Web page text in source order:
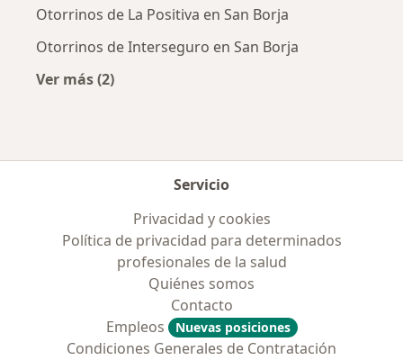
Otorrinos de La Positiva en San Borja
Otorrinos de Interseguro en San Borja
Ver más (2)
Servicio
Privacidad y cookies
Política de privacidad para determinados
profesionales de la salud
Quiénes somos
Contacto
Empleos
Nuevas posiciones
Condiciones Generales de Contratación